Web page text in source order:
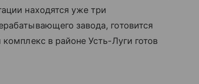
находятся уже три
завода, готовится
в районе Усть-Луги готов